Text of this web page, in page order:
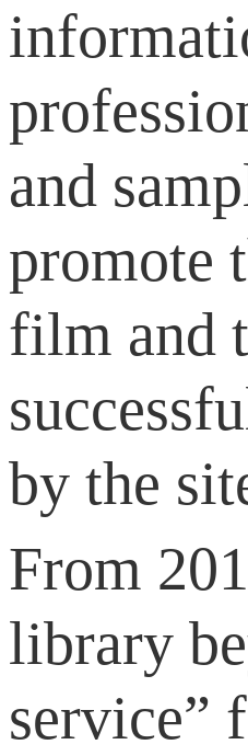
and
promote
film and
by the
From
library
service”